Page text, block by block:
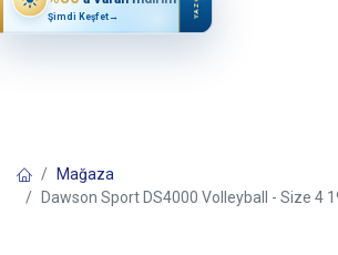
Mağaza
Dawson Sport DS4000 Volleyball - Size 4
Şimdi Keşfet→ YAZ